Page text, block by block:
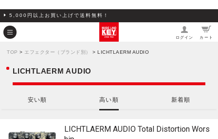
5,000円以上お買い上げで送料無料！
ログイン カート
TOP > エフェクター（ブランド別） > LICHTLAERM AUDIO
LICHTLAERM AUDIO
安い順 高い順 新着順
LICHTLAERM AUDIO Total Distortion Wors